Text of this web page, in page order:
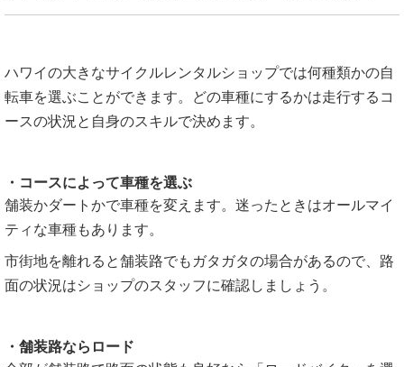
ハワイの大きなサイクルレンタルショップでは何種類かの自
転車を選ぶことができます。どの車種にするかは走行するコ
ースの状況と自身のスキルで決めます。
・コースによって車種を選ぶ
舗装かダートかで車種を変えます。迷ったときはオールマイ
ティな車種もあります。
市街地を離れると舗装路でもガタガタの場合があるので、路
面の状況はショップのスタッフに確認しましょう。
・舗装路ならロード